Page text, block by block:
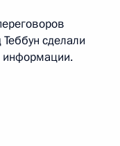
сделали
информации.